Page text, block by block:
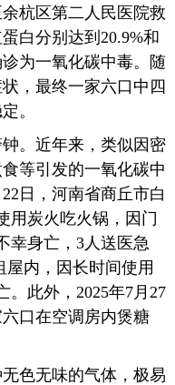
杭区第二人民医院救
白分别达到20.9%和
诊为一氧化碳中毒。随
，最终一家六口中四
。
。近年来，类似因密
等引发的一氧化碳中
日，河南省商丘市白
用炭火吃火锅，因门
幸身亡，3人送医急
内，因长时间使用
。此外，2025年7月27
口在空调房内煲糖
色无味的气体，极易